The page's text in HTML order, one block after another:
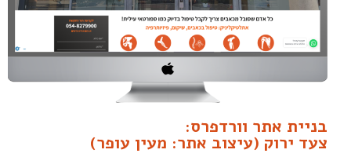
בניית אתר וורדפרס:
צעד ירוק (עיצוב אתר: מעין עופר)